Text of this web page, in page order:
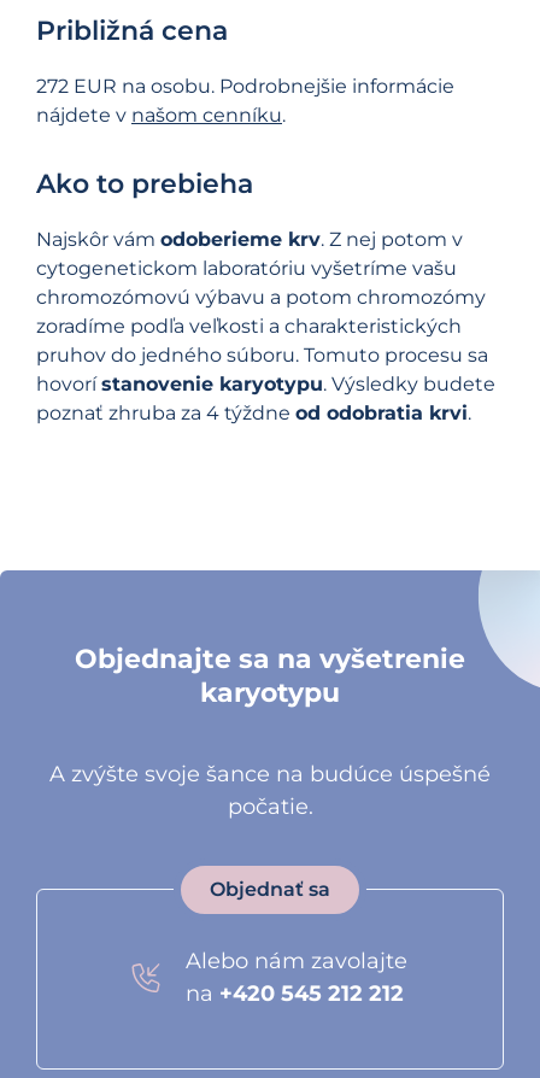
Približná cena
272 EUR na osobu. Podrobnejšie informácie
nájdete v našom cenníku.
Ako to prebieha
Najskôr vám odoberieme krv. Z nej potom v
cytogenetickom laboratóriu vyšetríme vašu
chromozómovú výbavu a potom chromozómy
zoradíme podľa veľkosti a charakteristických
pruhov do jedného súboru. Tomuto procesu sa
hovorístanovenie karyotypu. Výsledky budete
poznať zhruba za 4 týždne od odobratia krvi.
Objednajte sa na vyšetrenie
karyotypu
A zvýšte svoje šance na budúce úspešné
počatie.
Objednať sa
Alebo nám zavolajte
na +420 545 212 212